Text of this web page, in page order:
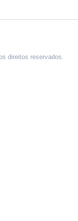
direitos reservados.